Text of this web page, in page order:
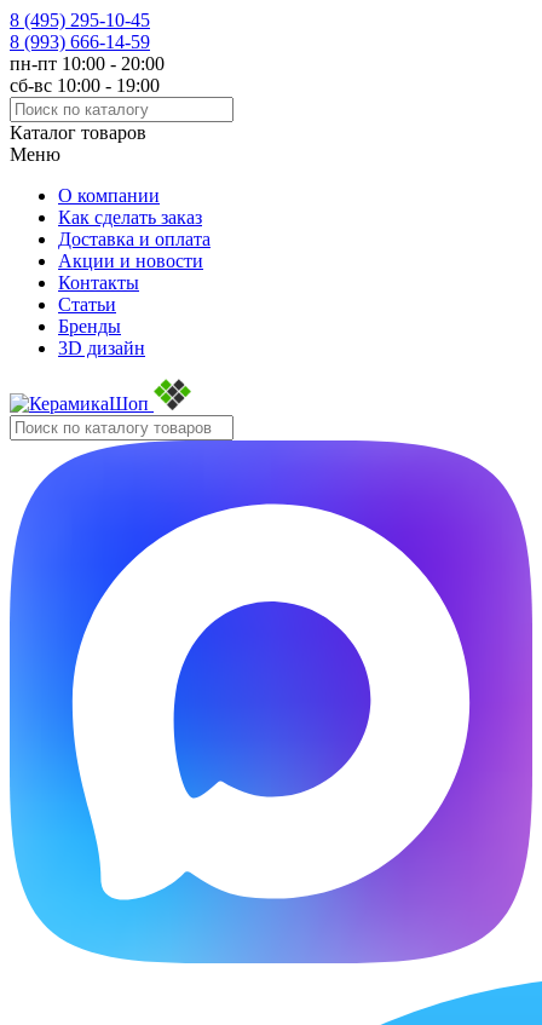
8 (495) 295-10-45
8 (993) 666-14-59
пн-пт 10:00 - 20:00
сб-вс 10:00 - 19:00
Каталог товаров
Меню
О компании
Как сделать заказ
Доставка и оплата
Акции и новости
Контакты
Статьи
Бренды
3D дизайн